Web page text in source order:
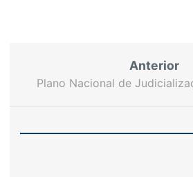
Anterior
Plano Nacional de